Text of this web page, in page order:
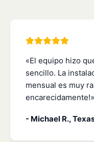
«El equipo hizo
sencillo. La
mensual es muy
encarecidamente!»
- Michael R.,